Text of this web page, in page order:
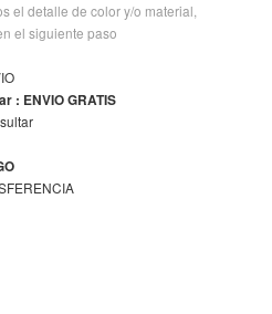
el detalle de color y/o material,
el siguiente paso
: ENVIO GRATIS